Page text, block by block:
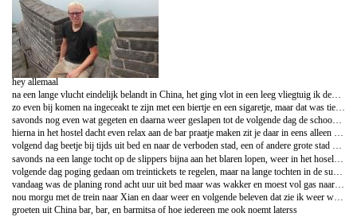
hey allemaal
zo even bij komen na ingeceakt te zijn met een biertje en een sigaretje, maar dat was tien uur sochtends kwam ik iets later achter was even nog in de nederlandse tijd, hierna tog maar even ontbijten met een bakkie, hierna heerlijk geslapen tot een uur of 6 smiddags das was wel lekker en dan toch maar even een rondje lopen door de stad heen. Je valt al snel op bij de chinese dames en die willen allemaal wat met je drinken vanwege het mooie blonde haar, hahah, niet doen kostje uiteindelijk huuuuuel vuuuuel geld, dus niet gedaan.
savonds nog even wat gegeten en daarna weer geslapen tot de volgende dag de schoonmakers me rond half een smiddags wakker maakten, toch me bed maar uit dan. ben toen wezen lopen naar een park in de buurt van het hostel uurtje lopen ofzo, en even lekker rustig middagje rond gedwaald onderweg wat gegeten bij een van die vage tentje met rijst, groente en wat vaag vlees, maar smaakte best.
hierna in het hostel dacht even relax aan de bar praatje maken zit je daar in eens alleen maar met nog een wat nederlanders, wel lachuuh, maar die waren op weg naar huis, was zeker geslaagde avond
volgend dag beetje bij tijds uit bed en naar de verboden stad, een of andere grote stad van een kilometer lang met heel veel tempels en tuinen was erg mooi om te zien en telezen wat er gebeurde daar, zo af entoe is achter een engelse gids aanlopen was wel prima te doen, wat het allemaal voorstelde de tempels enzo zoek je maar op op internet dan kun je het allemaal teruglezen
volgende dag poging gedaan om treintickets te regelen, maar na lange tochten in de subway en lockets afgevraagd of ze een trein ticket hadden bij de trienstations kreeg ik niemand te vinden die engels sprak, dat was wel lastig maar je hebt altijd het hostel nog daar maar geregeld, smiddag toch nog maar even naar de tiananmen squire geweest, en nog wat omliggende parken, en ik kwam de mcdonalds tegen dacht effe naar binnen voor 2 euro groot menutje naar binnen werken.
vandaag was de planing rond acht uur uit bed maar was wakker en moest vol gas naar de wc, want was goed aan de schijt, das was wel balen maar na een een paar uurtjes en een pilletje ging het wel weer en hop naar de grote muur toe, ik ging op eigen gelegenheid en zo met de subway naar het einde van beijing, en vanaf vandaar nog een uur met de auto kwam ik aan bij de muur, wat een grooot ding is dat naar een uur of 4 rondgezworen te hebben was het wel weer mooi geweest met al die trappen en bende om te lopen, maar wel gaaf gezicht zo'n grote muur. helaas was het alleen wel heel veel smog. dus uitzicht wat minder helaas.
nou morgu met de trein naar Xian en daar weer en volgende beleven dat zie ik weer wel, want ik heb alle tijd,
groeten uit China bar, bar, en barmitsa of hoe iedereen me ook noemt laterss